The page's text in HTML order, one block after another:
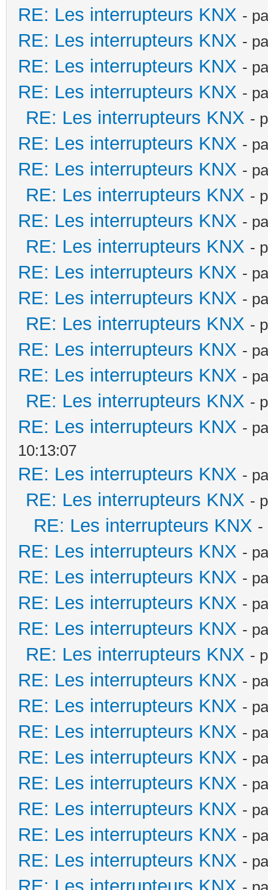
RE: Les interrupteurs KNX -
RE: Les interrupteurs KNX -
RE: Les interrupteurs KNX -
RE: Les interrupteurs KNX -
RE: Les interrupteurs KNX -
RE: Les interrupteurs KNX -
RE: Les interrupteurs KNX -
RE: Les interrupteurs KNX -
RE: Les interrupteurs KNX -
RE: Les interrupteurs KNX -
RE: Les interrupteurs KNX -
RE: Les interrupteurs KNX -
RE: Les interrupteurs KNX -
RE: Les interrupteurs KNX -
RE: Les interrupteurs KNX -
RE: Les interrupteurs KNX -
RE: Les interrupteurs KNX -
10:13:07
RE: Les interrupteurs KNX -
RE: Les interrupteurs KNX -
RE: Les interrupteurs KNX -
RE: Les interrupteurs KNX -
RE: Les interrupteurs KNX -
RE: Les interrupteurs KNX -
RE: Les interrupteurs KNX -
RE: Les interrupteurs KNX -
RE: Les interrupteurs KNX -
RE: Les interrupteurs KNX -
RE: Les interrupteurs KNX -
RE: Les interrupteurs KNX -
RE: Les interrupteurs KNX -
RE: Les interrupteurs KNX -
RE: Les interrupteurs KNX -
RE: Les interrupteurs KNX -